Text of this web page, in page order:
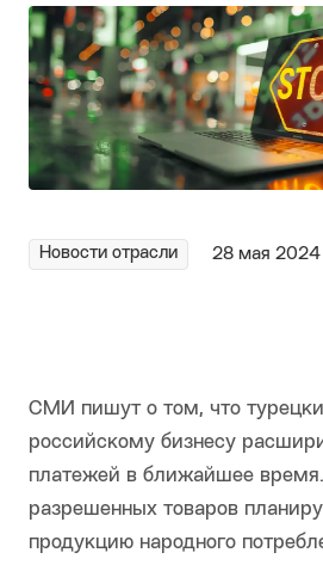
Новости отрасли 28 мая 2024
СМИ пишут о том, что
российскому бизнесу
платежей в ближайшее
разрешенных товаров
продукцию народного